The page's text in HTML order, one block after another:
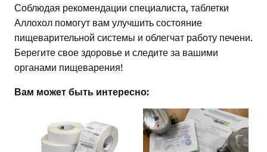
Соблюдая рекомендации специалиста, таблетки
Аллохол помогут вам улучшить состояние
пищеварительной системы и облегчат работу печени.
Берегите свое здоровье и следите за вашими
органами пищеварения!
Вам может быть интересно: